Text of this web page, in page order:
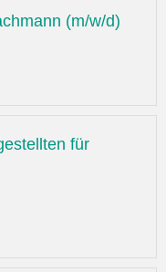
(m/w/d)
für